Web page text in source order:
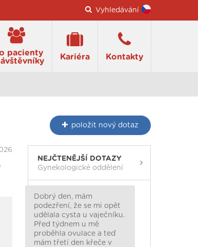
Vyhledávání
pacienty
Kariéra Kontakty
položit nový dotaz
NEJČTENĚJŠÍ DOTAZY
Gynekologické oddělení
Dobrý den, mám
podezření, že se mi opět
udělala cysta u vaječníku.
Před týdnem u mě
proběhla ovulace a teď
mám třetí den křeče v